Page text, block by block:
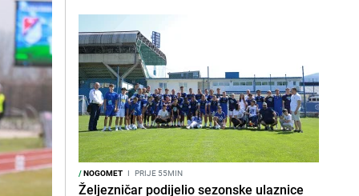
/NOGOMET I PRIJE 55MIN
Željezničar podijelio sezonske ulaznice